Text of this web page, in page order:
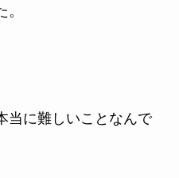
当に難しいことなんで